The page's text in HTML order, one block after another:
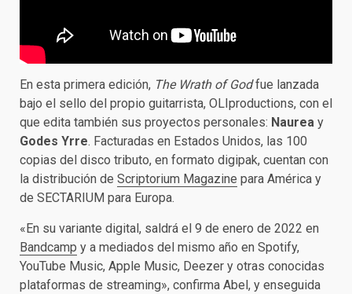
En esta primera edición, The Wrath of Godfue lanzada
bajo el sello del propio guitarrista, OLIproductions, con el
que edita también sus proyectos personales: Naurea y
Godes Yrre. Facturadas en Estados Unidos, las 100
copias del disco tributo, en formato digipak, cuentan con
la distribución de Scriptorium Magazine para América y
de SECTARIUM para Europa.
«En su variante digital, saldrá el 9 de enero de 2022 en
Bandcamp y a mediados del mismo año en Spotify,
YouTube Music, Apple Music, Deezer y otras conocidas
plataformas de streaming», confirma Abel, y enseguida